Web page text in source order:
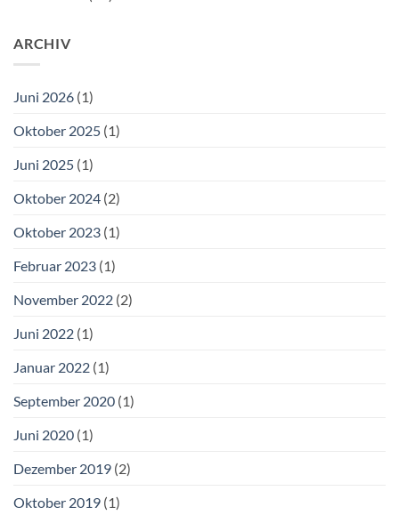
ARCHIV
Juni 2026 (1)
Oktober 2025 (1)
Juni 2025 (1)
Oktober 2024 (2)
Oktober 2023 (1)
Februar 2023 (1)
November 2022 (2)
Juni 2022 (1)
Januar 2022 (1)
September 2020 (1)
Juni 2020 (1)
Dezember 2019 (2)
Oktober 2019 (1)